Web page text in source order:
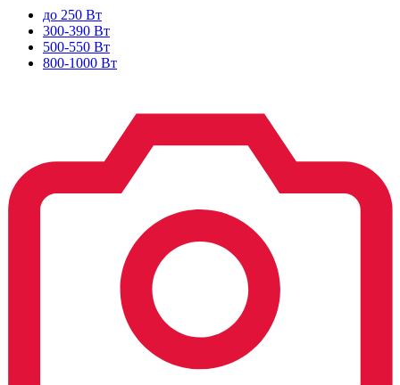
до 250 Вт
300-390 Вт
500-550 Вт
800-1000 Вт